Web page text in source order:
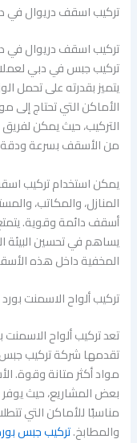
تركيب اسقف دريوال في
تركيب اسقف دريوال في
تركيب جبس في دبي
يتميز بقدرته على تحمل
الأماكن التي تحتاج إلى
التركيب، حيث يمكن
من الأسقف بسرعة
يمكن استخدام تركيب
المنازل، والمكاتب،
أسقف دائمة وقوية.
يساهم في تحسين البيئة
المخفية داخل هذه
تركيب ألواح الاسمنت
تعد تركيب ألواح
تقدمها شركة تركيب جبس
مواد أكثر متانة وقوة.
بعض المشاريع، حيث يوفر
مناسبًا للأماكن التي
والمطابخ.تركيب جبس